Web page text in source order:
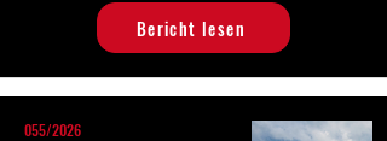
Bericht lesen
055/2026